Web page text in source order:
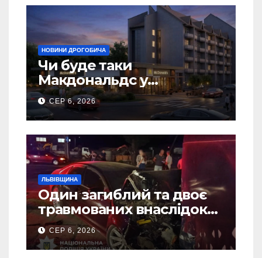
НОВИНИ ДРОГОБИЧА
Чи буде таки
Макдональдс у
Дрогобичі? (Фото)
СЕР 6, 2026
ЛЬВІВЩИНА
Один загиблий та двоє
травмованих внаслідок
ДТП на Самбірщині
СЕР 6, 2026